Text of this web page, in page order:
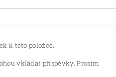
k této položce.
vkládat příspěvky. Prosím